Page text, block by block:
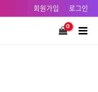
회원가입 로그인
Main